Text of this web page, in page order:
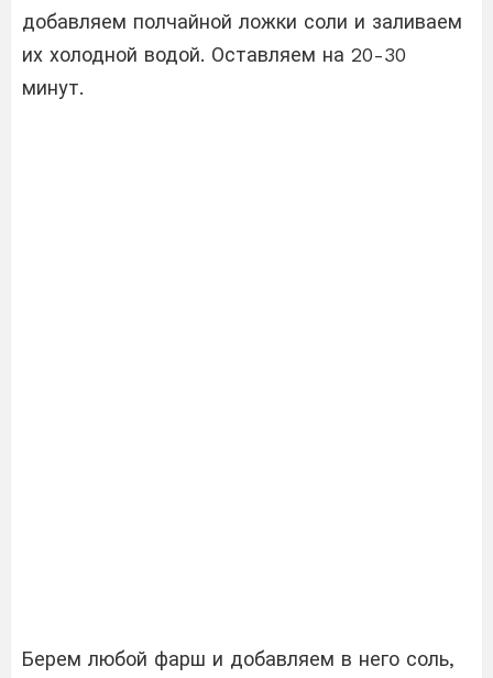
добавляем полчайной ложки соли и заливаем
их холодной водой. Оставляем на 20-30
минут.
Берем любой фарш и добавляем в него соль,